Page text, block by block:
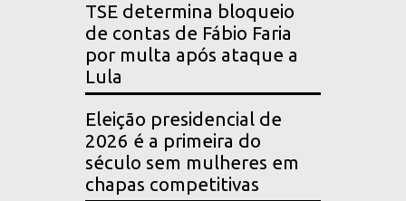
TSE determina bloqueio
de contas de Fábio Faria
por multa após ataque a
Lula
Eleição presidencial de
2026 é a primeira do
século sem mulheres em
chapas competitivas